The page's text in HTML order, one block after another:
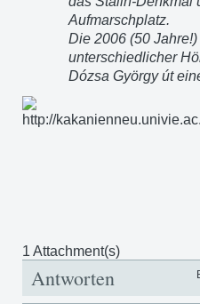
Aufmarschplatz.
Die 2006 (50
unterschiedlicher
Dózsa György út
1 Attachment(s)
Antworten